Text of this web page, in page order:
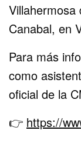
Villahermosa
Canabal, en
Para más
como
oficial de la
👉 https://